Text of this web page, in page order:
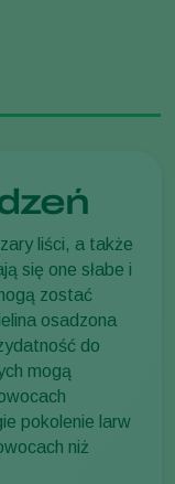
liści, a także
się one słabe i
zostać
osadzona
do
mogą
pokolenie larw
niż